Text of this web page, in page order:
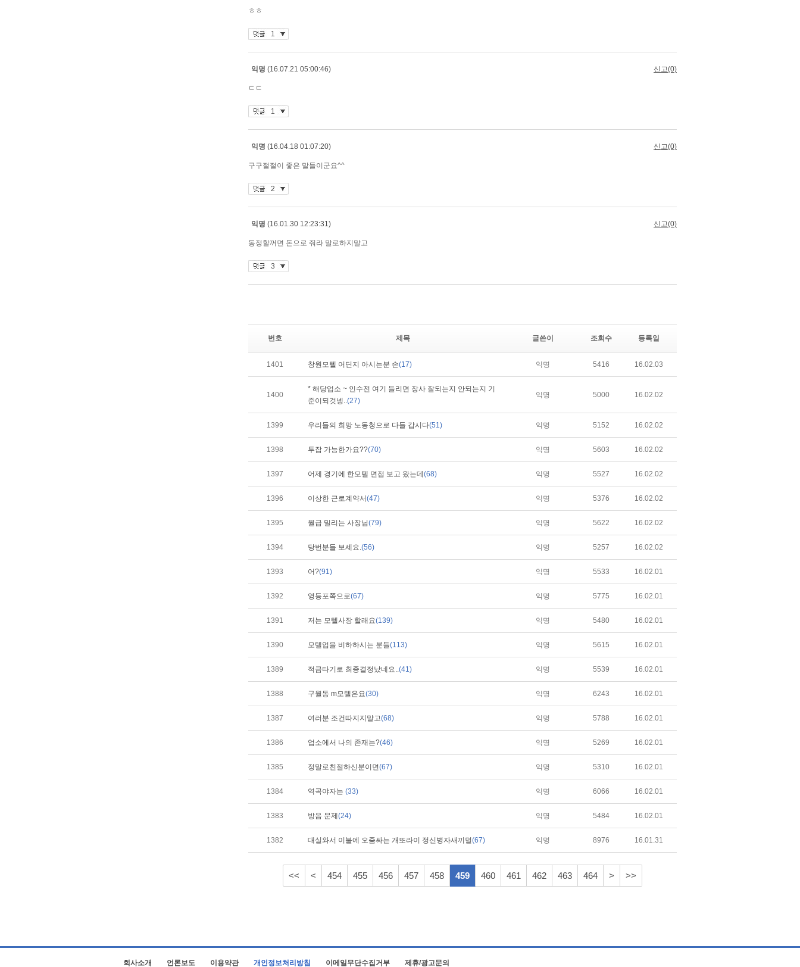
번호 제목 글쓴이 조회수 등록일
1401 창원모텔 어딘지 아시는분 손(17) 익명 5416 16.02.03
1400
* 해당업소 ~ 인수전 여기 들리면 장사 잘되는지 안되는지 기
준이되것넹..(27)
익명 5000 16.02.02
1399 우리들의 희망 노동청으로 다들 갑시다(51) 익명 5152 16.02.02
1398 투잡 가능한가요??(70) 익명 5603 16.02.02
1397 어제 경기에 한모텔 면접 보고 왔는데 (68) 익명 5527 16.02.02
1396 이상한 근로계약서(47) 익명 5376 16.02.02
1395 월급 밀리는 사장님(79) 익명 5622 16.02.02
1394 당번분들 보세요.(56) 익명 5257 16.02.02
1393 어?(91) 익명 5533 16.02.01
1392 영등포쪽으로(67) 익명 5775 16.02.01
1391 저는 모텔사장 할래요(139) 익명 5480 16.02.01
1390 모텔업을 비하하시는 분들(113) 익명 5615 16.02.01
1389 적금타기로 최종결정났네요..(41) 익명 5539 16.02.01
1388 구월동 m모텔은요(30) 익명 6243 16.02.01
1387 여러분 조건따지지말고(68) 익명 5788 16.02.01
1386 업소에서 나의 존재는?(46) 익명 5269 16.02.01
1385 정말로친절하신분이면(67) 익명 5310 16.02.01
1384 역곡야자는 (33) 익명 6066 16.02.01
1383 방음 문제 (24) 익명 5484 16.02.01
1382 대실와서 이불에 오줌싸는 개또라이 정신병자새끼덜(67) 익명 8976 16.01.31
<< < 454 455 456 457 458 459 460 461 462 463 464 > >>
회사소개 언론보도 이용약관 개인정보처리방침 이메일무단수집거부 제휴/광고문의